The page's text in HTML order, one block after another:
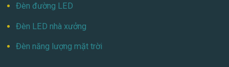
Đèn đường LED
Đèn LED nhà xưởng
Đèn năng lượng mặt trời